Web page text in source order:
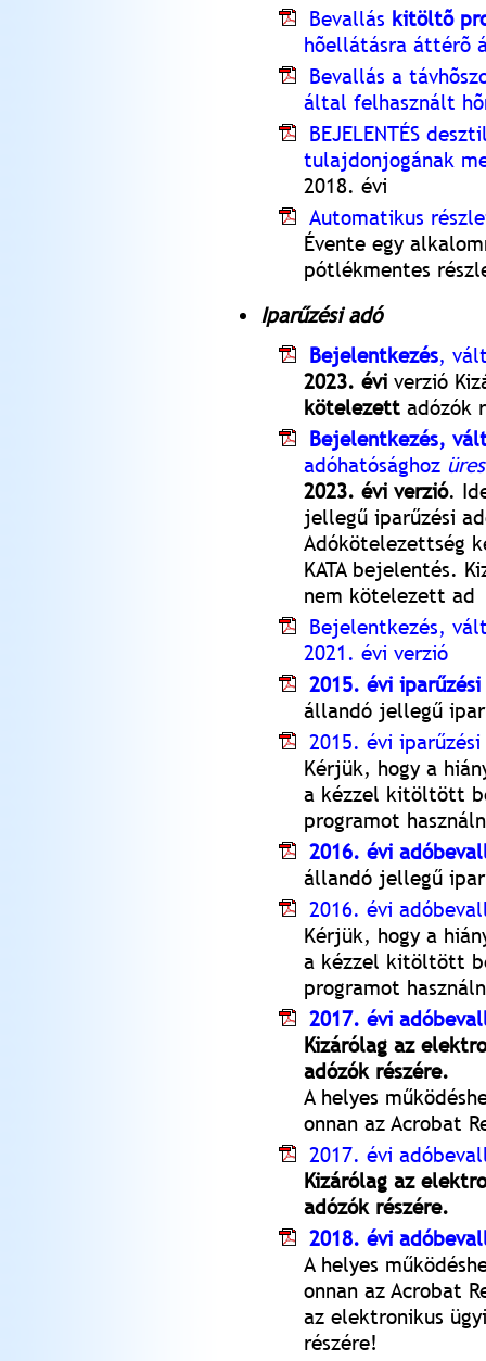
Bevallás kitöltõ
hõellátásra áttérõ
Bevallás a
által felhasznált
BEJELENTÉS
tulajdonjogának
2018. évi
Automatikus
Évente egy
pótlékmentes
Iparűzési adó
Bejelentkezés,
2023. évi verzió
kötelezett adózók
Bejelentkezés,
adóhatósághoz
2023. évi verzió.
jellegű iparűzési
Adókötelezettség
KATA bejelentés.
nem kötelezett ad
Bejelentkezés,
2021. évi verzió
2015. évi
állandó jellegű
2015. évi
Kérjük, hogy a
a kézzel kitöltött
programot
2016. évi
állandó jellegű
2016. évi
Kérjük, hogy a
a kézzel kitöltött
programot
2017. évi
Kizárólag az
adózók részére.
A helyes
onnan az Acrobat
2017. évi
Kizárólag az
adózók részére.
2018. évi
A helyes
onnan az Acrobat
az elektronikus
részére!